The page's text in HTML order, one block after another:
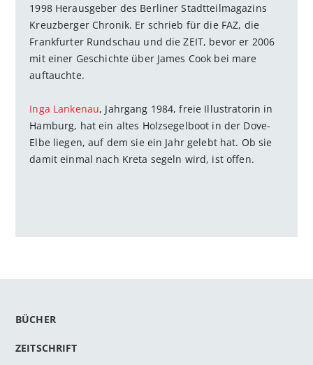
1998 Herausgeber des Berliner Stadtteilmagazins
Kreuzberger Chronik. Er schrieb für die FAZ, die
Frankfurter Rundschau und die ZEIT, bevor er 2006
mit einer Geschichte über James Cook bei mare
auftauchte.
Inga Lankenau, Jahrgang 1984, freie Illustratorin in
Hamburg, hat ein altes Holzsegelboot in der Dove-
Elbe liegen, auf dem sie ein Jahr gelebt hat. Ob sie
damit einmal nach Kreta segeln wird, ist offen.
BÜCHER
ZEITSCHRIFT